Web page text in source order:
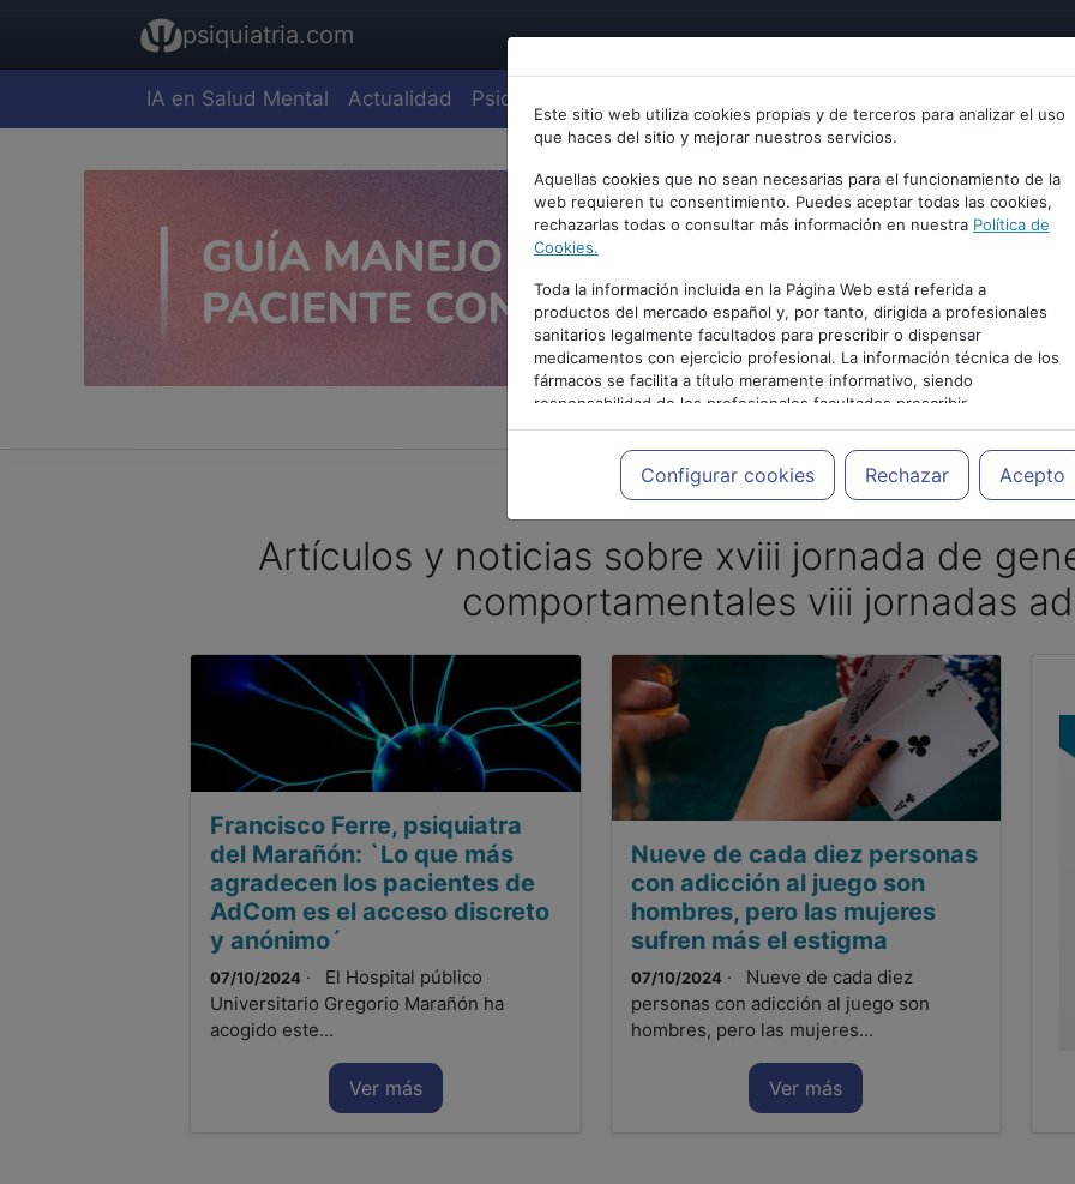
psiquiatria.com
IA en Salud Mental Actualidad Psiquiatría
Este sitio web utiliza cookies propias y de terceros para analizar el uso
que haces del sitio y mejorar nuestros servicios.
Aquellas cookies que no sean necesarias para el funcionamiento de la
web requieren tu consentimiento. Puedes aceptar todas las cookies,
rechazarlas todas o consultar más información en nuestra Política de
Cookies.
Toda la información incluida en la Página Web está referida a
productos del mercado español y, por tanto, dirigida a profesionales
sanitarios legalmente facultados para prescribir o dispensar
medicamentos con ejercicio profesional. La información técnica de los
fármacos se facilita a título meramente informativo, siendo
responsabilidad de los profesionales facultados prescribir
medicamentos y decidir, en cada caso concreto, el tratamiento más
adecuado a las necesidades del paciente.
Configurar cookies Rechazar Acepto
PUBLICIDAD
Artículos y noticias sobre xviii jornada de
comportamentales viii jornadas
Francisco Ferre, psiquiatra
del Marañón: `Lo que más
agradecen los pacientes de
AdCom es el acceso discreto
y anónimo´
07/10/2024 · El Hospital público
Universitario Gregorio Marañón ha
acogido este...
Ver más
Nueve de cada diez personas
con adicción al juego son
hombres, pero las mujeres
sufren más el estigma
07/10/2024· Nueve de cada diez
personas con adicción al juego son
hombres, pero las mujeres...
Ver más